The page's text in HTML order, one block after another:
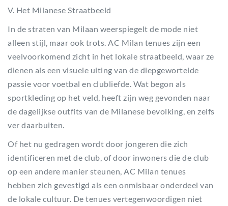
V. Het Milanese Straatbeeld
In de straten van Milaan weerspiegelt de mode niet
alleen stijl, maar ook trots. AC Milan tenues zijn een
veelvoorkomend zicht in het lokale straatbeeld, waar ze
dienen als een visuele uiting van de diepgewortelde
passie voor voetbal en clubliefde. Wat begon als
sportkleding op het veld, heeft zijn weg gevonden naar
de dagelijkse outfits van de Milanese bevolking, en zelfs
ver daarbuiten.
Of het nu gedragen wordt door jongeren die zich
identificeren met de club, of door inwoners die de club
op een andere manier steunen, AC Milan tenues
hebben zich gevestigd als een onmisbaar onderdeel van
de lokale cultuur. De tenues vertegenwoordigen niet